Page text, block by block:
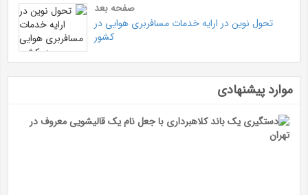
صفحه بعد
تحول نوین در ارایه خدمات مسافربری هوایی در
کشور
موارد پیشنهادی